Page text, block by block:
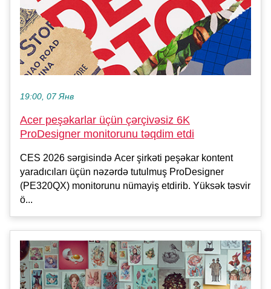
19:00, 07 Янв
Acer peşəkarlar üçün çərçivəsiz 6K
ProDesigner monitorunu təqdim etdi
CES 2026 sərgisində Acer şirkəti peşəkar kontent
yaradıcıları üçün nəzərdə tutulmuş ProDesigner
(PE320QX) monitorunu nümayiş etdirib. Yüksək təsvir
ö...